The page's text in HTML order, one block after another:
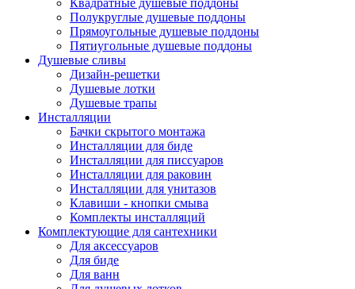
Квадратные душевые поддоны
Полукруглые душевые поддоны
Прямоугольные душевые поддоны
Пятиугольные душевые поддоны
Душевые сливы
Дизайн-решетки
Душевые лотки
Душевые трапы
Инсталляции
Бачки скрытого монтажа
Инсталляции для биде
Инсталляции для писсуаров
Инсталляции для раковин
Инсталляции для унитазов
Клавиши - кнопки смыва
Комплекты инсталляций
Комплектующие для сантехники
Для аксессуаров
Для биде
Для ванн